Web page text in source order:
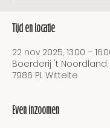
Tijd en locatie
22 nov 2025, 13:00 –
Boerderij 't Noordland,
7986 PL Wittelte
Even inzoomen